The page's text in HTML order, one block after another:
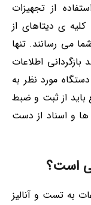
از تجهیزات
پیشرفته ای چون سیستم قدرتمند PC3000 کلیه ی دیتاهای از
می رسانند. تنها
اطلاعات
مورد نظر به
از ثبت و ضبط
ها و اسناد از دست
است؟
به تست و آنالیز